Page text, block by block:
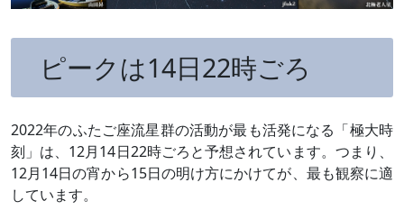
ピークは14日22時ごろ
2022年のふたご座流星群の活動が最も活発になる「極大時
刻」は、12月14日22時ごろと予想されています。つまり、
12月14日の宵から15日の明け方にかけてが、最も観察に適
しています。